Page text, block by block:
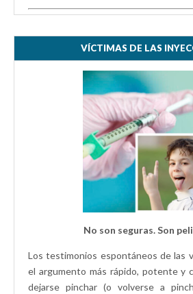
VÍCTIMAS DE LAS
No son seguras. Son
Los testimonios espontáneos de las
el argumento más rápido, potente y
dejarse pinchar (o volverse a